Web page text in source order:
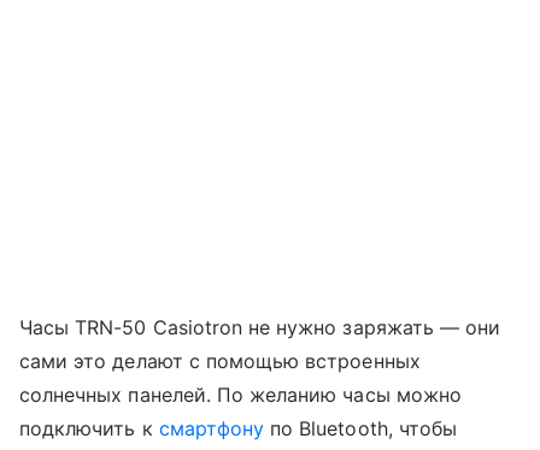
Часы TRN-50 Casiotron не нужно заряжать — они
сами это делают с помощью встроенных
солнечных панелей. По желанию часы можно
подключить к смартфону по Bluetooth, чтобы